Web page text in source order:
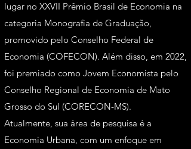
lugar no XXVII Prêmio Brasil de Economia na
categoria Monografia de Graduação,
promovido pelo Conselho Federal de
Economia (COFECON). Além disso, em 2022,
foi premiado como Jovem Economista pelo
Conselho Regional de Economia de Mato
Grosso do Sul (CORECON-MS).
Atualmente, sua área de pesquisa é a
Economia Urbana, com um enfoque em